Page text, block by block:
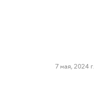
7 мая, 2024 г.